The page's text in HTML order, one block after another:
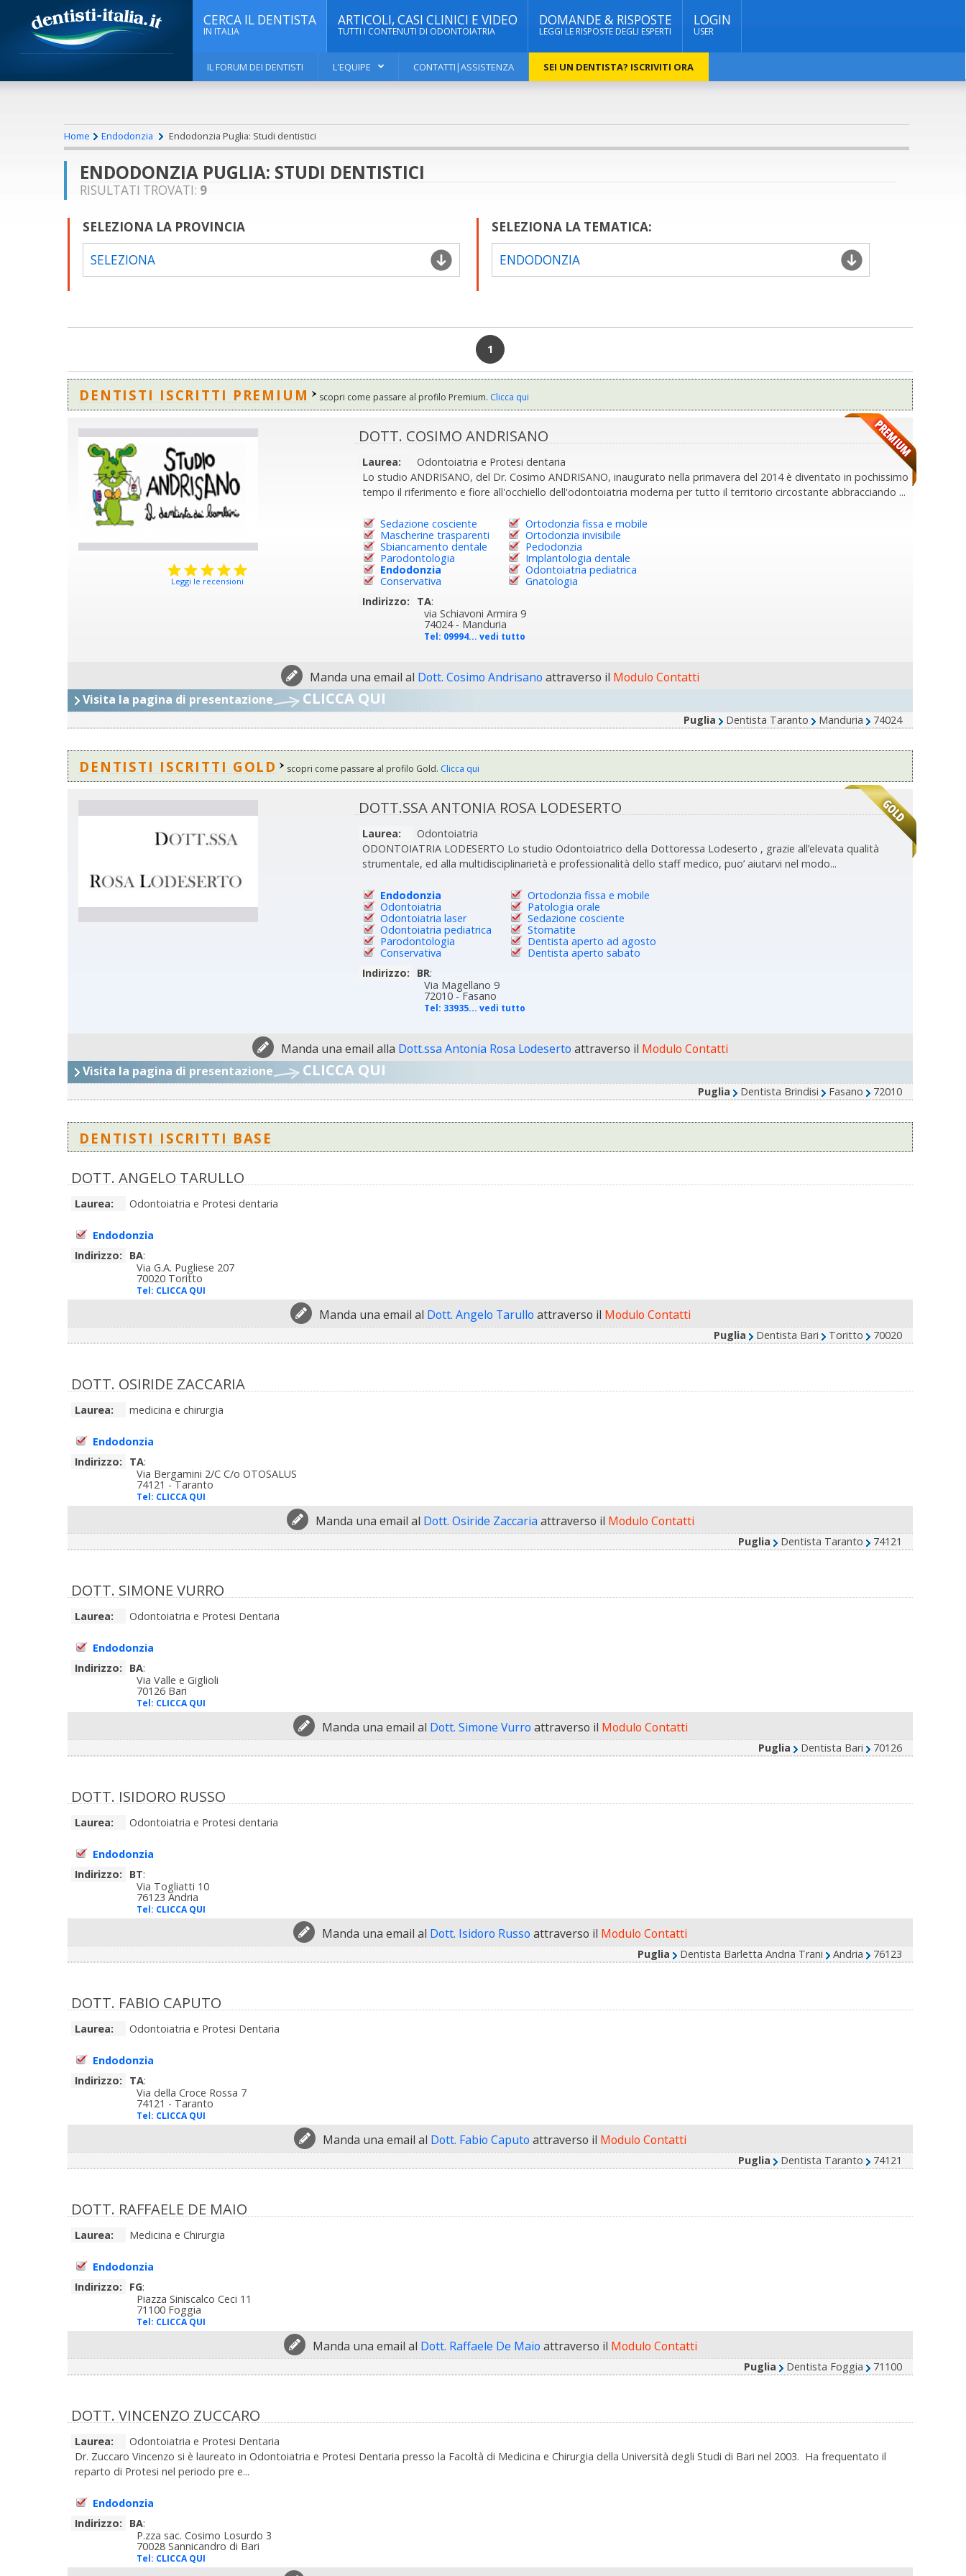
CERCA IL DENTISTA
IN ITALIA
ARTICOLI, CASI CLINICI E VIDEO
TUTTI I CONTENUTI DI ODONTOIATRIA
DOMANDE & RISPOSTE
LEGGI LE RISPOSTE DEGLI ESPERTI
LOGIN
USER
IL FORUM DEI DENTISTI L'EQUIPE CONTATTI|ASSISTENZA SEI UN DENTISTA? ISCRIVITI ORA
Home Endodonzia Endodonzia Puglia: Studi dentistici
ENDODONZIA PUGLIA: STUDI DENTISTICI
RISULTATI TROVATI: 9
SELEZIONA LA PROVINCIA
SELEZIONA
SELEZIONA LA TEMATICA:
ENDODONZIA
1
DENTISTI ISCRITTI PREMIUM scopri come passare al profilo Premium. Clicca qui
Leggi le recensioni
DOTT. COSIMO ANDRISANO
Laurea:
Odontoiatria e Protesi dentaria
Lo studio ANDRISANO, del Dr. Cosimo ANDRISANO, inaugurato nella primavera del 2014 è diventato in pochissimo
tempo il riferimento e fiore all'occhiello dell'odontoiatria moderna per tutto il territorio circostante abbracciando ...
Sedazione cosciente
Mascherine trasparenti
Sbiancamento dentale
Parodontologia
Endodonzia
Conservativa
Ortodonzia fissa e mobile
Ortodonzia invisibile
Pedodonzia
Implantologia dentale
Odontoiatria pediatrica
Gnatologia
Indirizzo:
TA:
via Schiavoni Armira 9
74024 - Manduria
Tel: 09994... vedi tutto
Manda una email al Dott. Cosimo Andrisano attraverso il Modulo Contatti
Visita la pagina di presentazione
CLICCA QUI
Puglia Dentista Taranto Manduria 74024
DENTISTI ISCRITTI GOLD scopri come passare al profilo Gold. Clicca qui
DOTT.SSA ANTONIA ROSA LODESERTO
Laurea:
Odontoiatria
ODONTOIATRIA LODESERTO Lo studio Odontoiatrico della Dottoressa Lodeserto , grazie all’elevata qualità
strumentale, ed alla multidisciplinarietà e professionalità dello staff medico, puo’ aiutarvi nel modo...
Endodonzia
Odontoiatria
Odontoiatria laser
Odontoiatria pediatrica
Parodontologia
Conservativa
Ortodonzia fissa e mobile
Patologia orale
Sedazione cosciente
Stomatite
Dentista aperto ad agosto
Dentista aperto sabato
Indirizzo:
BR:
Via Magellano 9
72010 - Fasano
Tel: 33935... vedi tutto
Manda una email alla Dott.ssa Antonia Rosa Lodeserto attraverso il Modulo Contatti
Visita la pagina di presentazione
CLICCA QUI
Puglia Dentista Brindisi Fasano 72010
DENTISTI ISCRITTI BASE
DOTT. ANGELO TARULLO
Laurea: Odontoiatria e Protesi dentaria
Endodonzia
Indirizzo:
BA:
Via G.A. Pugliese 207
70020 Toritto
Tel: CLICCA QUI
Manda una email al Dott. Angelo Tarullo attraverso il Modulo Contatti
Puglia Dentista Bari Toritto 70020
DOTT. OSIRIDE ZACCARIA
Laurea: medicina e chirurgia
Endodonzia
Indirizzo:
TA:
Via Bergamini 2/C C/o OTOSALUS
74121 - Taranto
Tel: CLICCA QUI
Manda una email al Dott. Osiride Zaccaria attraverso il Modulo Contatti
Puglia Dentista Taranto 74121
DOTT. SIMONE VURRO
Laurea: Odontoiatria e Protesi Dentaria
Endodonzia
Indirizzo:
BA:
Via Valle e Giglioli
70126 Bari
Tel: CLICCA QUI
Manda una email al Dott. Simone Vurro attraverso il Modulo Contatti
Puglia Dentista Bari 70126
DOTT. ISIDORO RUSSO
Laurea: Odontoiatria e Protesi dentaria
Endodonzia
Indirizzo:
BT:
Via Togliatti 10
76123 Andria
Tel: CLICCA QUI
Manda una email al Dott. Isidoro Russo attraverso il Modulo Contatti
Puglia Dentista Barletta Andria Trani Andria 76123
DOTT. FABIO CAPUTO
Laurea: Odontoiatria e Protesi Dentaria
Endodonzia
Indirizzo:
TA:
Via della Croce Rossa 7
74121 - Taranto
Tel: CLICCA QUI
Manda una email al Dott. Fabio Caputo attraverso il Modulo Contatti
Puglia Dentista Taranto 74121
DOTT. RAFFAELE DE MAIO
Laurea: Medicina e Chirurgia
Endodonzia
Indirizzo:
FG:
Piazza Siniscalco Ceci 11
71100 Foggia
Tel: CLICCA QUI
Manda una email al Dott. Raffaele De Maio attraverso il Modulo Contatti
Puglia Dentista Foggia 71100
DOTT. VINCENZO ZUCCARO
Laurea:
Odontoiatria e Protesi Dentaria
Dr. Zuccaro Vincenzo si è laureato in Odontoiatria e Protesi Dentaria presso la Facoltà di Medicina e Chirurgia della Università degli Studi di Bari nel 2003. Ha frequentato il
reparto di Protesi nel periodo pre e...
Endodonzia
Indirizzo:
BA:
P.zza sac. Cosimo Losurdo 3
70028 Sannicandro di Bari
Tel: CLICCA QUI